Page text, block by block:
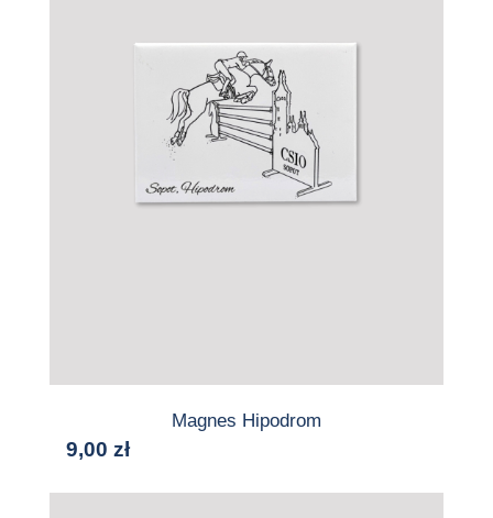
Magnes Hipodrom
9,00 zł